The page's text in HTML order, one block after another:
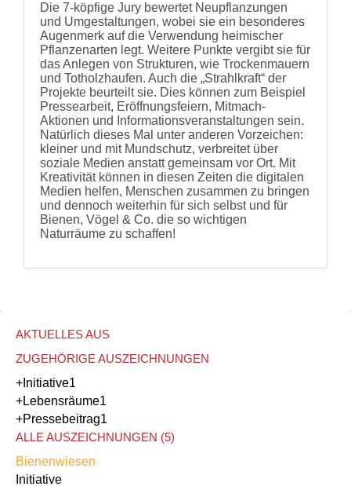
Die 7-köpfige Jury bewertet Neupflanzungen
und Umgestaltungen, wobei sie ein besonderes
Augenmerk auf die Verwendung heimischer
Pflanzenarten legt. Weitere Punkte vergibt sie für
das Anlegen von Strukturen, wie Trockenmauern
und Totholzhaufen. Auch die „Strahlkraft“ der
Projekte beurteilt sie. Dies können zum Beispiel
Pressearbeit, Eröffnungsfeiern, Mitmach-
Aktionen und Informationsveranstaltungen sein.
Natürlich dieses Mal unter anderen Vorzeichen:
kleiner und mit Mundschutz, verbreitet über
soziale Medien anstatt gemeinsam vor Ort. Mit
Kreativität können in diesen Zeiten die digitalen
Medien helfen, Menschen zusammen zu bringen
und dennoch weiterhin für sich selbst und für
Bienen, Vögel & Co. die so wichtigen
Naturräume zu schaffen!
AKTUELLES AUS
ZUGEHÖRIGE AUSZEICHNUNGEN
+Initiative1
+Lebensräume1
+Pressebeitrag1
ALLE AUSZEICHNUNGEN (5)
Bienenwiesen
Initiative